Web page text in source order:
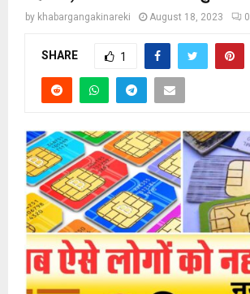
by khabargangakinareki August 18, 2023 0
SHARE 1